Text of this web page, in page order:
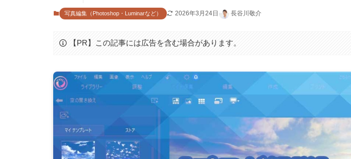
写真編集（Photoshop・Luminarなど） 2026年3月24日 長谷川敬介
【PR】この記事には広告を含む場合があります。